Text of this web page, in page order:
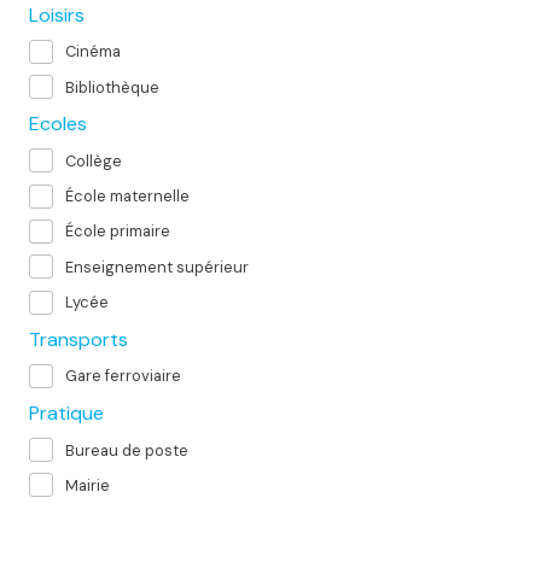
Loisirs
Cinéma
Bibliothèque
Ecoles
Collège
École maternelle
École primaire
Enseignement supérieur
Lycée
Transports
Gare ferroviaire
Pratique
Bureau de poste
Mairie